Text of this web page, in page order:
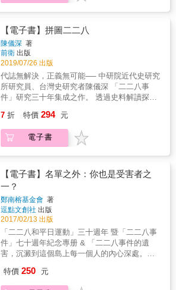
灣的歷史與社會才能夠繼續向前走。 ☆兼具歷
歷史層面：挑選了台灣歷史較鮮為人知的「四
六事件」做為故事主軸出發；編劇層面：藉由
「四六事件」的史實基底，進行故事發想，再
擴充成完整的改編劇本；漫畫層面：以輕鬆易
讀的漫畫媒介改編「四六事件」，並由專業漫
畫家親手繪製，令台灣40及50年代的生活景致
重現眼前；考據層面：經田調人員根據史實，
並專業考證台灣當年的時空背景，從服裝、飲
食、交通工具甚至政府官員的言行皆一一琢磨
歷史事件，去進行基於史實的事實改編與專業
田調考證，且又不失輕鬆易讀的漫畫形式，把
台灣歷史事件做為教育傳承般的撒下台灣漫談
史事件的漫畫，將是以台灣歷史社會事件出
發，《46：1949白色恐怖的濫觴》藉由漫畫形
式凝視過往錯誤、述說歷史事實、傳達台灣意
識，喚起過去的悲痛記憶，與新世代的歷史傳
承義務，並試圖在漫畫中隱喻著轉型正義的重
要性。 《46：1949白色恐怖的濫觴》絕對是認
識轉型正義、了解轉型正義、面對轉型正義的
入門最佳選擇。
也受到牽連。就此，三人走上不同命運的道路
皆需面對的歷史事件 「四六事件」常年封存於
老一輩不敢談、中生代不想管、新生代不知情
的悲慘命運，而《46：1949白色恐怖的濫觴》
這本漫畫，就背負起揭開「四六事件」神秘面
紗的重大使命。漫畫故事訴說在二二八事件
後，台灣有一群學生勇敢抗暴的事蹟，但也於
此次事件後，開啟台灣白色恐怖慘痛的無間地
但不失去史實考證的台灣歷史漫畫，藉由
《46：1949白色恐怖的濫觴》，讓親子間促膝
交談、師生間傳承教育、社會間展開對話，台
灣的歷史與社會才能夠繼續向前走。 ☆兼具歷
歷史層面：挑選了台灣歷史較鮮為人知的「四
六事件」做為故事主軸出發；編劇層面：藉由
「四六事件」的史實基底，進行故事發想，再
擴充成完整的改編劇本；漫畫層面：以輕鬆易
讀的漫畫媒介改編「四六事件」，並由專業漫
畫家親手繪製，令台灣40及50年代的生活景致
重現眼前；考據層面：經田調人員根據史實，
並專業考證台灣當年的時空背景，從服裝、飲
食、交通工具甚至政府官員的言行皆一一琢磨
考證。 《46：1949白色恐怖的濫觴》將沉重的
歷史事件，去進行基於史實的事實改編與專業
故，漸漸地被遺忘在歷史的潮流之中── 在轉型
正義的路上，或許我們更要破除「省籍對
立」， 修復記憶、揭露真相，才能彌補歷史的
傷口！ 本書首度跳脫「反共」及「反獨」的論
述框架，重新爬梳「白色恐怖時期」的歷史脈
絡 透過作者詳盡的史料分析以及與受難者的訪
談，以嶄新視角檢視黨國時期國家如何透過民
族主義的論述，以及黨國時期下的中華民國與
東南亞華人受難者之間的關係。透過受難者的
外交關係、主權國家觀念之差異，以及反共產
黨與海外華人國族認同變遷的歷史。
【電子書】拼圖二二八
陳儀深 著
前衛 出版
2019/07/26 出版
代誌無解決，正義無可能── 中研院近代史研究
所研究員、台灣史研究者陳儀深 「二二八事
件」研究三十年集成之作。 透過史料解讀探究
石是「元凶」最全面、最完整的學術觀點。 本
書為中央研究院近代史研究所研究員陳儀深自
1991年起投身研究二二八事件的重要論文集
事件真相的追索，對責任歸屬之探討及釐清，
以及與不同意見、不同立場的深刻對話。 透過
的史學方法重建二二八事件的時間架構，藉由
官方檔案與口述史，描繪二二八的歷史圖景，
詳述二二八事件的起因、經過、結果與影響，
探討「二二八事件處理委員會」的立場與行
動，剖析南京政府的處置，證明蔣介石為最大
責任者，並分析二二八事件於不同階段的變化
與性質，以及近當代海內外台獨運動與民主化
7 折 特價 294 元
電子書
【電子書】名單之外：你也是受害者之
一？
鄭南榕基金會 著
逗點文創社 出版
2017/02/13 出版
「二二八和平日運動」三十週年 暨「二二八事
件」七十週年紀念專册 & 「二二八事件的遺
害，沉澱到這個島上每一個人的內心深處。」
起訴諸行動專序&&&&&& 葉菊蘭、鄭清華 親人
回顧過去專文 & 每個人的心中，都有自己的
特價 250 元